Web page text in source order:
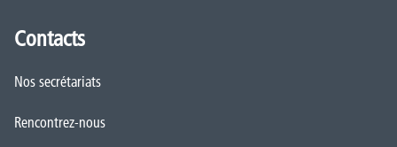
Contacts
Nos secrétariats
Rencontrez-nous